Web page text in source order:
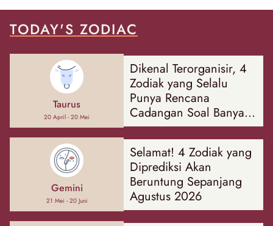
TODAY'S ZODIAC
Taurus
20 April - 20 Mei
Dikenal Terorganisir, 4
Zodiak yang Selalu
Punya Rencana
Cadangan Soal Banyak
Hal
Gemini
21 Mei - 20 Juni
Selamat! 4 Zodiak yang
Diprediksi Akan
Beruntung Sepanjang
Agustus 2026